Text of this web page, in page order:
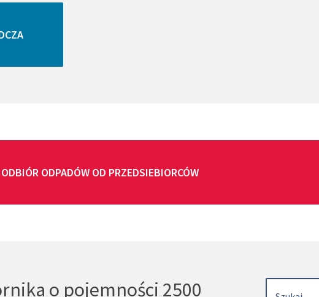
ODPADÓW OD PRZEDSIEBIORCÓW
o pojemności 2500